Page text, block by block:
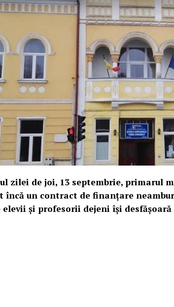
zilei de joi, 13 septembrie, primarul
încă un contract de finanțare
elevii și profesorii dejeni își